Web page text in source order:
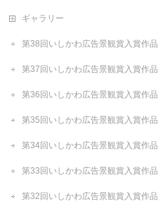
ギャラリー
第38回いしかわ広告景観賞入賞作品
第37回いしかわ広告景観賞入賞作品
第36回いしかわ広告景観賞入賞作品
第35回いしかわ広告景観賞入賞作品
第34回いしかわ広告景観賞入賞作品
第33回いしかわ広告景観賞入賞作品
第32回いしかわ広告景観賞入賞作品